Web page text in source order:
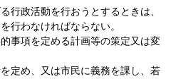
行政活動を行おうとするときは、
行わなければならない。
事項を定める計画等の策定又は変
定め、又は市民に義務を課し、若